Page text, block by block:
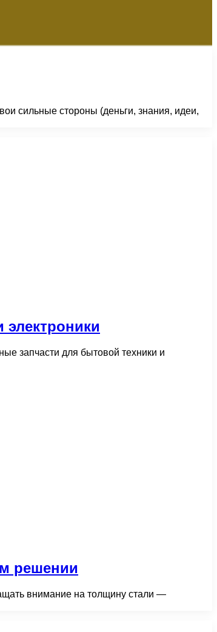
сильные стороны (деньги, знания, идеи,
запчасти для бытовой техники и
решении
внимание на толщину стали —